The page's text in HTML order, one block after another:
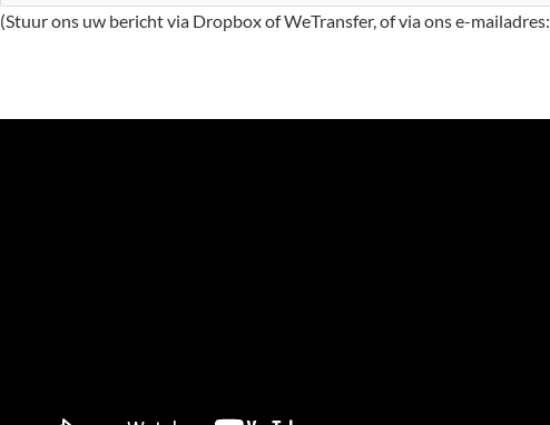
(Stuur ons uw bericht via Dropbox of WeTransfer, of via ons e-mailadres: